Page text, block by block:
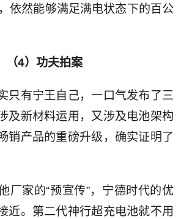
依然能够满足满电状态下的百公
（4）功夫拍案
只有宁王自己，一口气发布了三
及新材料运用，又涉及电池架构
销产品的重磅升级，确实证明了
厂家的“预宣传”，宁德时代的优
近。第二代神行超充电池就不用